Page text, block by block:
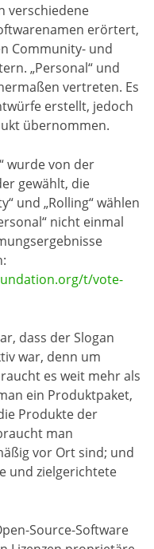
verschiedene
erörtert,
Community- und
„Personal“ und
vertreten. Es
erstellt, jedoch
übernommen.
wurde von der
gewählt, die
und „Rolling“ wählen
nicht einmal
t/vote-
dass der Slogan
war, denn um
es weit mehr als
ein Produktpaket,
Produkte der
man
vor Ort sind; und
und zielgerichtete
Source-Software